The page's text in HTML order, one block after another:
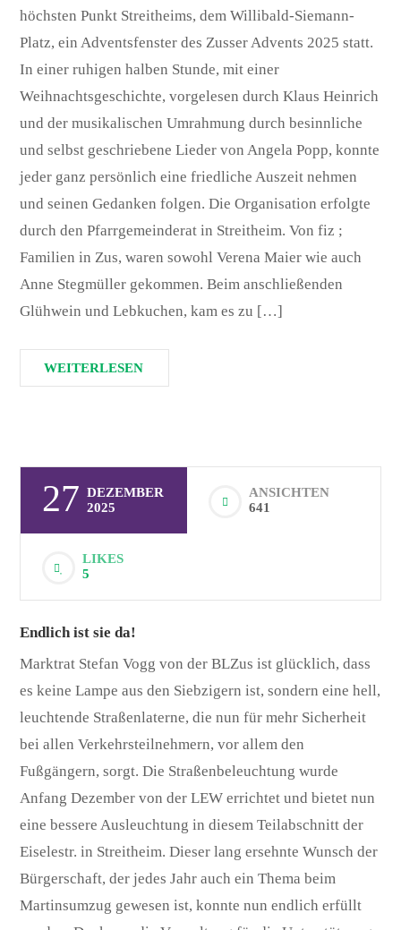
höchsten Punkt Streitheims, dem Willibald-Siemann-
Platz, ein Adventsfenster des Zusser Advents 2025 statt.
In einer ruhigen halben Stunde, mit einer
Weihnachtsgeschichte, vorgelesen durch Klaus Heinrich
und der musikalischen Umrahmung durch besinnliche
und selbst geschriebene Lieder von Angela Popp, konnte
jeder ganz persönlich eine friedliche Auszeit nehmen
und seinen Gedanken folgen. Die Organisation erfolgte
durch den Pfarrgemeinderat in Streitheim. Von fiz ;
Familien in Zus, waren sowohl Verena Maier wie auch
Anne Stegmüller gekommen. Beim anschließenden
Glühwein und Lebkuchen, kam es zu […]
WEITERLESEN
27 DEZEMBER
2025
ANSICHTEN
641
LIKES
5
Endlich ist sie da!
Marktrat Stefan Vogg von der BLZus ist glücklich, dass
es keine Lampe aus den Siebzigern ist, sondern eine hell,
leuchtende Straßenlaterne, die nun für mehr Sicherheit
bei allen Verkehrsteilnehmern, vor allem den
Fußgängern, sorgt. Die Straßenbeleuchtung wurde
Anfang Dezember von der LEW errichtet und bietet nun
eine bessere Ausleuchtung in diesem Teilabschnitt der
Eiselestr. in Streitheim. Dieser lang ersehnte Wunsch der
Bürgerschaft, der jedes Jahr auch ein Thema beim
Martinsumzug gewesen ist, konnte nun endlich erfüllt